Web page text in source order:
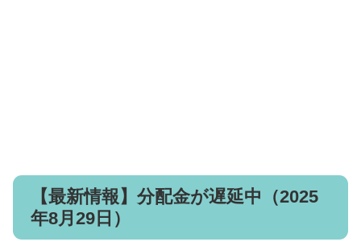
【最新情報】分配金が遅延中（2025
年8月29日）